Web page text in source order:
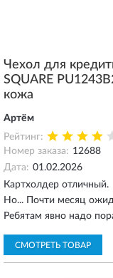
Чехол для
SQUARE
кожа
Артём
Рейтинг:
Номер заказа: 12688
Дата: 01.02.2026
Картхолдер отличный.
Но... Почти месяц
Ребятам явно надо
СМОТРЕТЬ ТОВАР